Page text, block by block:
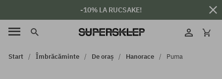
-10% LA RUCSAKE!
Start Îmbrăcăminte De oraș Hanorace Puma